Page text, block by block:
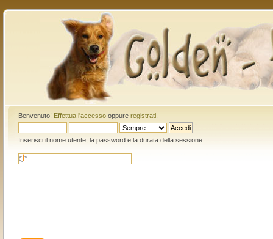
Benvenuto! Effettua l'accessooppure registrati.
Inserisci il nome utente, la password e la durata della sessione.